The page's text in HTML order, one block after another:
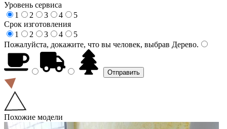
Уровень сервиса
1
2 3 4
5
Срок изготовления
1
2 3 4
5
Пожалуйста, докажите, что вы человек, выбрав Дерево.
Похожие модели